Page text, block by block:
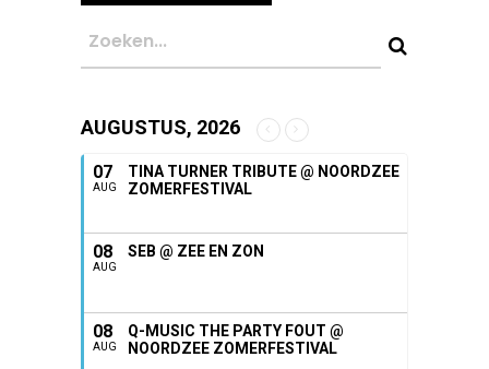
AUGUSTUS, 2026
07
AUG
TINA TURNER TRIBUTE @ NOORDZEE
ZOMERFESTIVAL
08
AUG
SEB @ ZEE EN ZON
08
AUG
Q-MUSIC THE PARTY FOUT @
NOORDZEE ZOMERFESTIVAL